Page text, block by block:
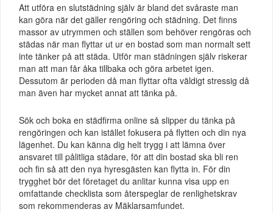
Att utföra en slutstädning själv är bland det svåraste man
kan göra när det gäller rengöring och städning. Det finns
massor av utrymmen och ställen som behöver rengöras och
städas när man flyttar ut ur en bostad som man normalt sett
inte tänker på att städa. Utför man städningen själv riskerar
man att man får åka tillbaka och göra arbetet igen.
Dessutom är perioden då man flyttar ofta väldigt stressig då
man även har mycket annat att tänka på.
Sök och boka en städfirma online så slipper du tänka på
rengöringen och kan istället fokusera på flytten och din nya
lägenhet. Du kan känna dig helt trygg i att lämna över
ansvaret till pålitliga städare, för att din bostad ska bli ren
och fin så att den nya hyresgästen kan flytta in. För din
trygghet bör det företaget du anlitar kunna visa upp en
omfattande checklista som återspeglar de renlighetskrav
som rekommenderas av Mäklarsamfundet.